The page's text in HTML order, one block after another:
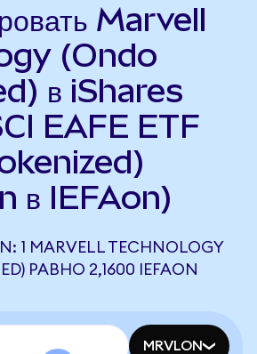
Marvell
(Ondo
в iShares
EAFE ETF
в IEFAon)
1 MARVELL TECHNOLOGY
РАВНО 2,1600 IEFAON
MRVLON